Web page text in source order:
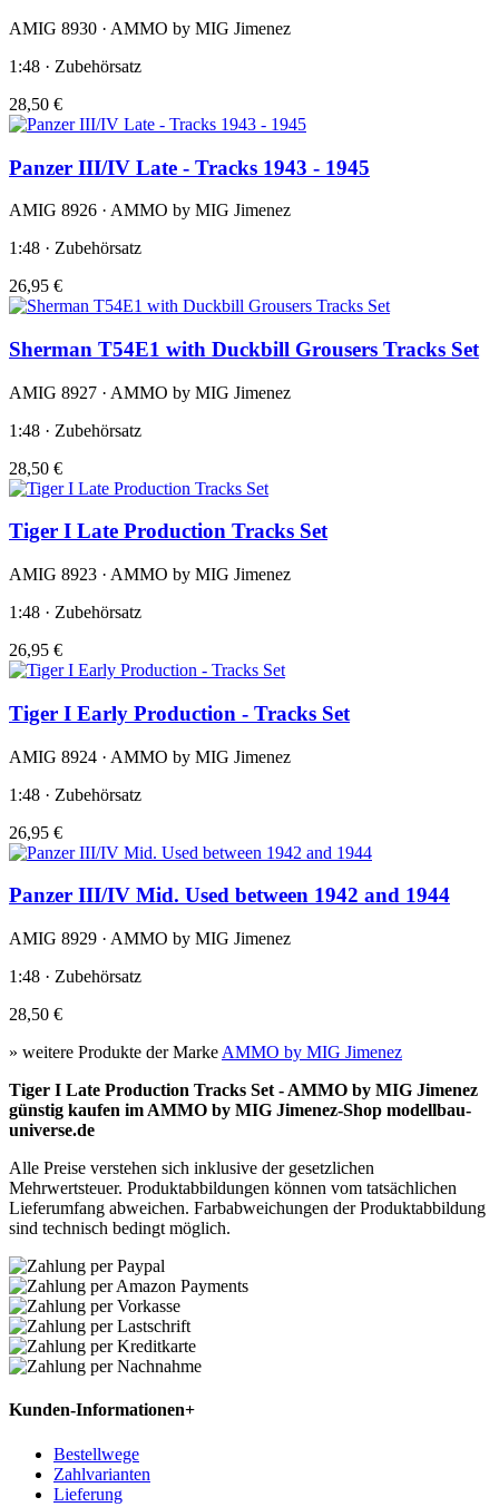
AMIG 8930 · AMMO by MIG Jimenez
1:48 · Zubehörsatz
28,50 €
Panzer III/IV Late - Tracks 1943 - 1945
AMIG 8926 · AMMO by MIG Jimenez
1:48 · Zubehörsatz
26,95 €
Sherman T54E1 with Duckbill Grousers Tracks Set
AMIG 8927 · AMMO by MIG Jimenez
1:48 · Zubehörsatz
28,50 €
Tiger I Late Production Tracks Set
AMIG 8923 · AMMO by MIG Jimenez
1:48 · Zubehörsatz
26,95 €
Tiger I Early Production - Tracks Set
AMIG 8924 · AMMO by MIG Jimenez
1:48 · Zubehörsatz
26,95 €
Panzer III/IV Mid. Used between 1942 and 1944
AMIG 8929 · AMMO by MIG Jimenez
1:48 · Zubehörsatz
28,50 €
» weitere Produkte der Marke AMMO by MIG Jimenez
Tiger I Late Production Tracks Set - AMMO by MIG Jimenez
günstig kaufen im AMMO by MIG Jimenez-Shop modellbau-
universe.de
Alle Preise verstehen sich inklusive der gesetzlichen
Mehrwertsteuer. Produktabbildungen können vom tatsächlichen
Lieferumfang abweichen. Farbabweichungen der Produktabbildung
sind technisch bedingt möglich.
Kunden-Informationen+
Bestellwege
Zahlvarianten
Lieferung